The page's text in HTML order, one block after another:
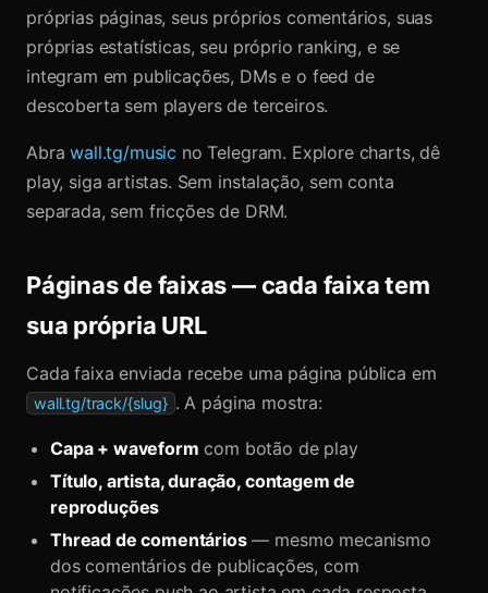
próprias páginas, seus próprios comentários, suas
próprias estatísticas, seu próprio ranking, e se
integram em publicações, DMs e o feed de
descoberta sem players de terceiros.
Abrawall.tg/music no Telegram. Explore charts, dê
play, siga artistas. Sem instalação, sem conta
separada, sem fricções de DRM.
Páginas de faixas — cada faixa tem
sua própria URL
Cada faixa enviada recebe uma página pública em
wall.tg/track/{slug} . A página mostra:
Capa + waveform com botão de play
Título, artista, duração, contagem de
reproduções
Thread de comentários— mesmo mecanismo
dos comentários de publicações, com